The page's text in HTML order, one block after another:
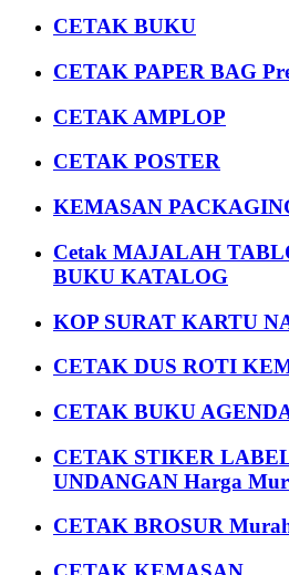
CETAK BUKU
CETAK PAPER BAG
CETAK AMPLOP
CETAK POSTER
KEMASAN
Cetak MAJALAH
BUKU KATALOG
KOP SURAT KARTU
CETAK DUS ROTI
CETAK BUKU
CETAK STIKER
UNDANGAN Harga
CETAK BROSUR